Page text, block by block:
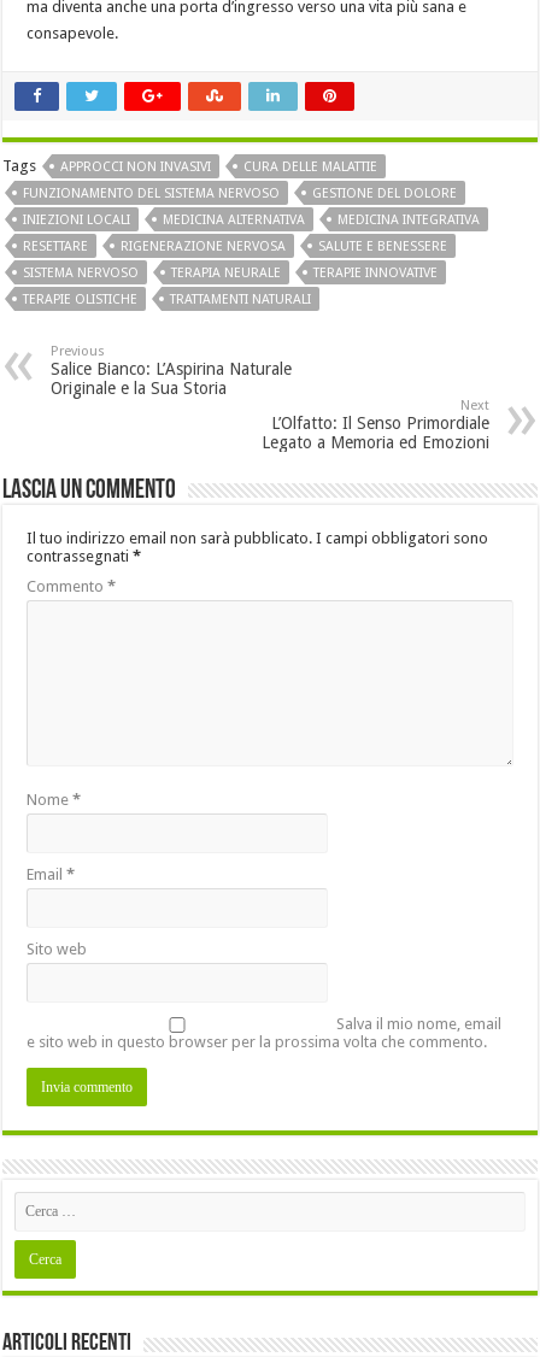
ma diventa anche una porta d’ingresso verso una vita più sana e
consapevole.
Tags APPROCCI NON INVASIVI
CURA DELLE MALATTIE
FUNZIONAMENTO DEL SISTEMA NERVOSO
GESTIONE DEL DOLORE
INIEZIONI LOCALI
MEDICINA ALTERNATIVA
MEDICINA INTEGRATIVA
RESETTARE
RIGENERAZIONE NERVOSA
SALUTE E BENESSERE
SISTEMA NERVOSO
TERAPIA NEURALE
TERAPIE INNOVATIVE
TERAPIE OLISTICHE
TRATTAMENTI NATURALI
Previous
Salice Bianco: L’Aspirina Naturale
Originale e la Sua Storia
Next
L’Olfatto: Il Senso Primordiale
Legato a Memoria ed Emozioni
Lascia un commento
Il tuo indirizzo email non sarà pubblicato. I campi obbligatori sono
contrassegnati*
Commento*
Nome*
Email*
Sito web
Salva il mio nome, email
e sito web in questo browser per la prossima volta che commento.
Articoli recenti